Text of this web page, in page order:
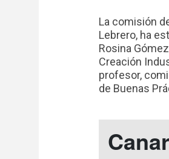
La comisión
Lebrero, ha
Rosina
Creación
profesor,
de Buenas